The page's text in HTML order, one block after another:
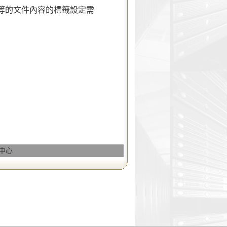
的文件內容的標籤設定需
心